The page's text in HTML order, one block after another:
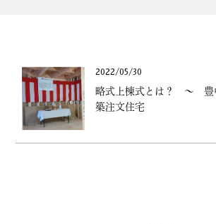
2022/05/30
略式上棟式とは？ ～
築注文住宅